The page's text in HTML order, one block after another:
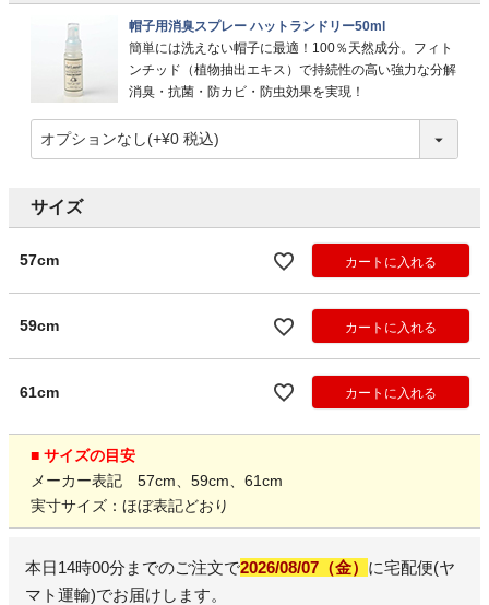
帽子用消臭スプレー ハットランドリー50ml
簡単には洗えない帽子に最適！100％天然成分。フィト
ンチッド（植物抽出エキス）で持続性の高い強力な分解
消臭・抗菌・防カビ・防虫効果を実現！
サイズ
57cm カートに入れる
59cm カートに入れる
61cm カートに入れる
■ サイズの目安
メーカー表記 57cm、59cm、61cm
実寸サイズ：ほぼ表記どおり
本日14時00分 までのご注文で2026/08/07（金） に宅配便(ヤ
マト運輸)でお届けします。